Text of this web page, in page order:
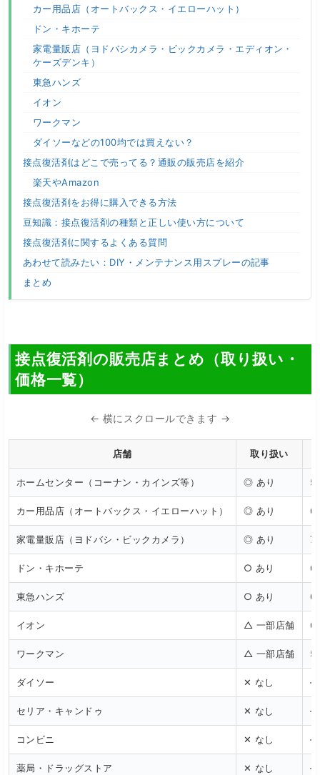
カー用品店（オートバックス・イエローハット）
ドン・キホーテ
家電量販店（ヨドバシカメラ・ビックカメラ・エディオン・
ケーズデンキ）
東急ハンズ
イオン
ワークマン
ダイソーなどの100均では買えない？
接点復活剤はどこで売ってる？通販の販売店を紹介
楽天やAmazon
接点復活剤をお得に購入できる方法
豆知識：接点復活剤の種類と正しい使い方について
接点復活剤に関するよくある質問
あわせて読みたい：DIY・メンテナンス用スプレーの記事
まとめ
接点復活剤の販売店まとめ（取り扱い・
価格一覧）
← 横にスクロールできます →
店舗 取り扱い
ホームセンター（コーナン・カインズ等） ◎ あり
カー用品店（オートバックス・イエローハット） ◎ あり
家電量販店（ヨドバシ・ビックカメラ） ◎ あり
ドン・キホーテ ○ あり
東急ハンズ ○ あり
イオン △ 一部店舗
ワークマン △ 一部店舗
ダイソー ✕ なし —
セリア・キャンドゥ ✕ なし —
コンビニ ✕ なし —
薬局・ドラッグストア ✕ なし —